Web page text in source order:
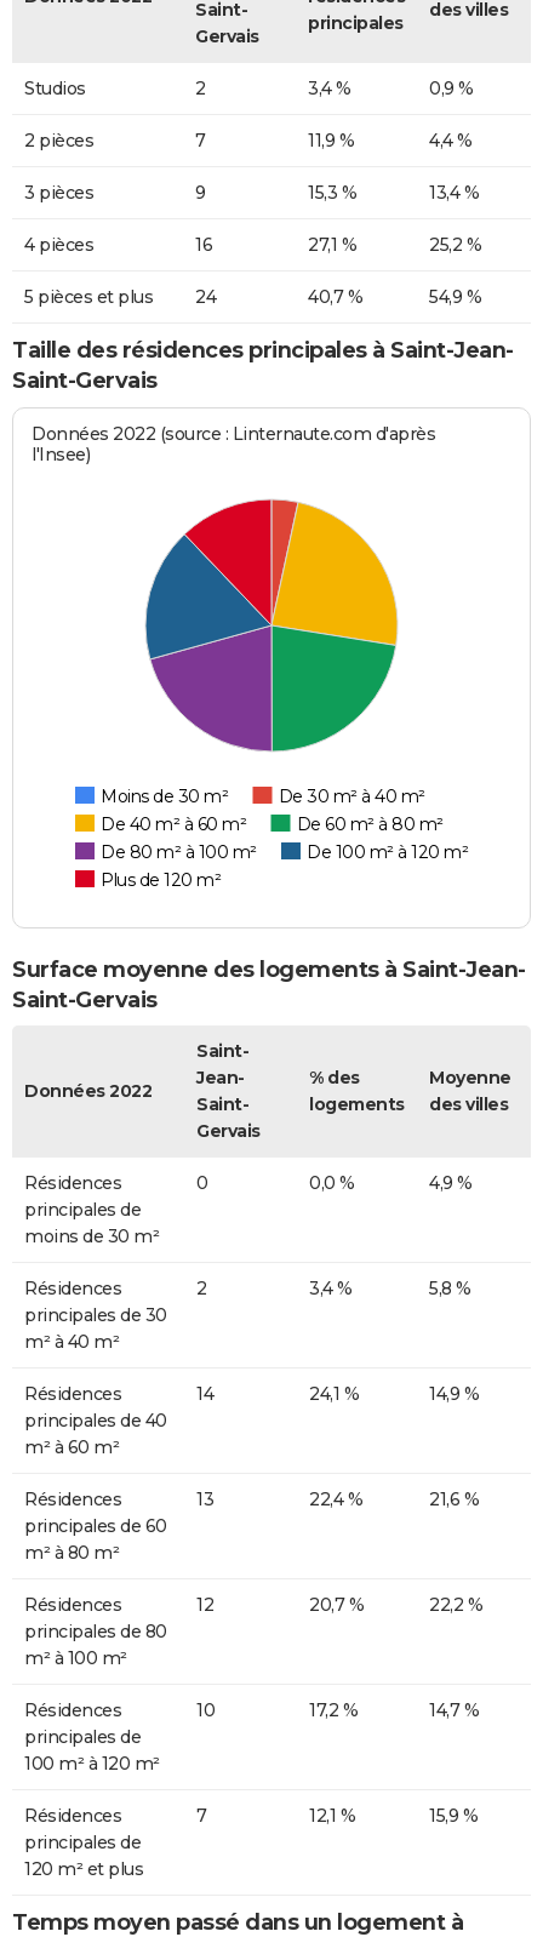
Saint-
Gervais
principales
des villes
Studios 2 3,4 % 0,9 %
2 pièces 7 11,9 % 4,4 %
3 pièces 9 15,3 % 13,4 %
4 pièces 16 27,1 % 25,2 %
5 pièces et plus 24 40,7 % 54,9 %
Taille des résidences principales à Saint-Jean-
Saint-Gervais
Données 2022 (source : Linternaute.com d'après
l'Insee)
Moins de 30 m²
De 30 m² à 40 m²
De 40 m² à 60 m²
De 60 m² à 80 m²
De 80 m² à 100 m²
De 100 m² à 120 m²
Plus de 120 m²
Surface moyenne des logements à Saint-Jean-
Saint-Gervais
Données 2022
Saint-
Jean-
Saint-
Gervais
% des
logements
Moyenne
des villes
Résidences
principales de
moins de 30 m²
0 0,0 % 4,9 %
Résidences
principales de 30
m² à 40 m²
2 3,4 % 5,8 %
Résidences
principales de 40
m² à 60 m²
14 24,1 % 14,9 %
Résidences
principales de 60
m² à 80 m²
13 22,4 % 21,6 %
Résidences
principales de 80
m² à 100 m²
12 20,7 % 22,2 %
Résidences
principales de
100 m² à 120 m²
10 17,2 % 14,7 %
Résidences
principales de
120 m² et plus
7 12,1 % 15,9 %
Temps moyen passé dans un logement à